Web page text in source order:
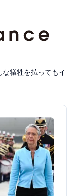
犠牲を払ってもイ